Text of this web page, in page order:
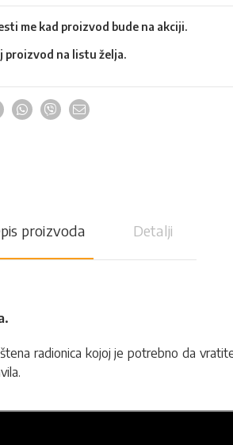
me kad proizvod bude na akciji.
proizvod na listu želja.
proizvoda Detalji
radionica kojoj je potrebno da